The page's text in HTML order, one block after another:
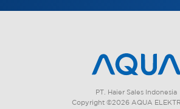
PT. Haier Sales Indonesia
Copyright ©2026 AQUA